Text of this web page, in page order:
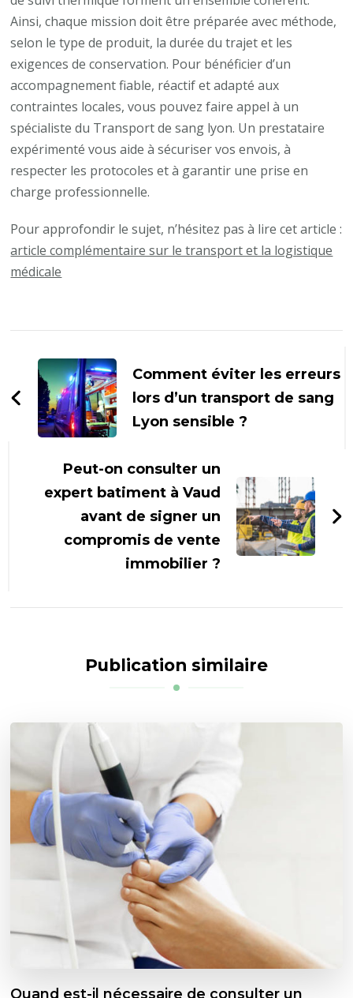
Ainsi, chaque mission doit être préparée avec méthode,
selon le type de produit, la durée du trajet et les
exigences de conservation. Pour bénéficier d’un
accompagnement fiable, réactif et adapté aux
contraintes locales, vous pouvez faire appel à un
spécialiste du Transport de sang lyon. Un prestataire
expérimenté vous aide à sécuriser vos envois, à
respecter les protocoles et à garantir une prise en
charge professionnelle.
Pour approfondir le sujet, n’hésitez pas à lire cet article :
article complémentaire sur le transport et la logistique
médicale
d'article
Comment éviter les erreurs
lors d’un transport de sang
Lyon sensible ?
Peut-on consulter un
expert batiment à Vaud
avant de signer un
compromis de vente
immobilier ?
Publication similaire
Quand est-il nécessaire de consulter un